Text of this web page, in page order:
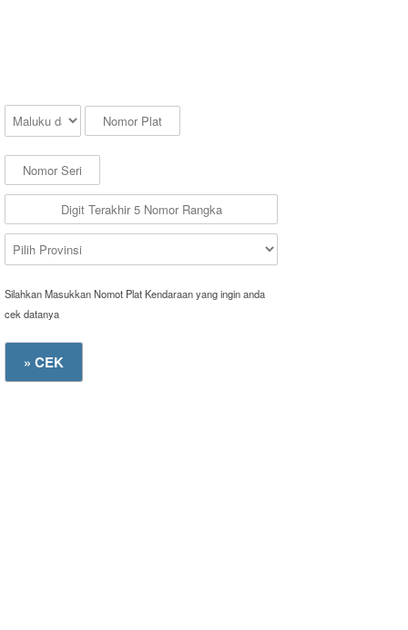
Silahkan Masukkan Nomot Plat Kendaraan yang ingin anda
cek datanya